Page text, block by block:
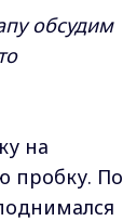
обсудим
на
пробку. По